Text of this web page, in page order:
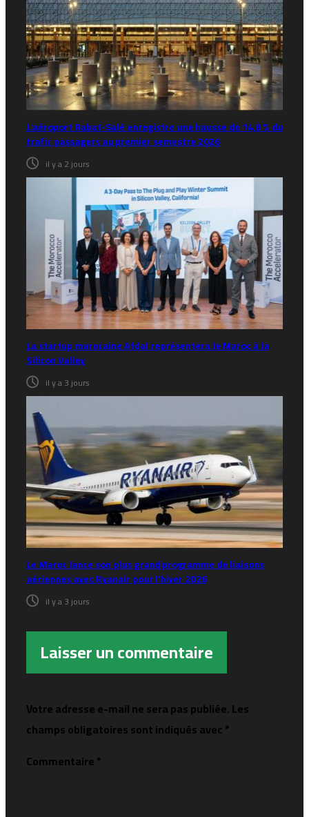
L’aéroport Rabat-Salé enregistre une hausse de 14,8 % du
trafic passagers au premier semestre 2026
il y a 2 jours
La startup marocaine Afdal représentera le Maroc à la
Silicon Valley
il y a 3 jours
Le Maroc lance son plus grand programme de liaisons
aériennes avec Ryanair pour l’hiver 2026
il y a 3 jours
Laisser un commentaire
Votre adresse e-mail ne sera pas publiée.Les
champs obligatoires sont indiqués avec*
Commentaire*